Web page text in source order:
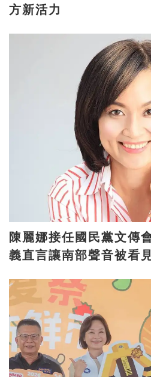
方新活力
陳麗娜接任國民黨文
義直言讓南部聲音被看